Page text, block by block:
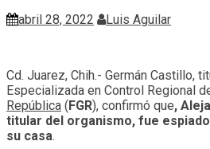
abril 28, 2022 Luis Aguilar
Cd. Juarez, Chih.- Germán Castillo,
Especializada en Control Regional
República (FGR), confirmó que,
titular del organismo, fue
su casa.